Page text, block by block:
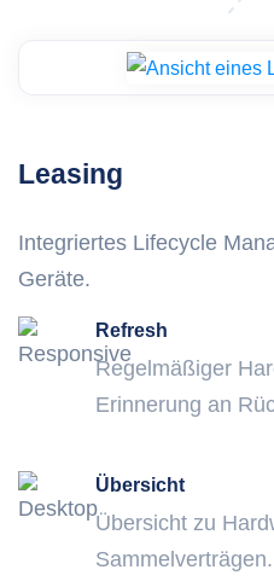
Leasing
Integriertes Lifecycle
Geräte.
Refresh
Regelmäßiger
Erinnerung an
Übersicht
Übersicht zu
Sammelverträgen.